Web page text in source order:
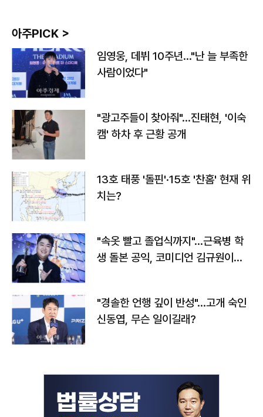
아주PICK >
임영웅, 데뷔 10주년…"난 늘 부족한
사람이었다"
"광고주들이 찾아줘"…진태현, '이숙
캠' 하차 후 근황 공개
13호 태풍 '돌핀'·15호 '찬홈' 현재 위
치는?
"속옷 빨고 졸업식까지"…근육병 학
생 돌본 공익, 코미디언 김규원이었
"경솔한 언행 깊이 반성"…고개 숙인
신동엽, 무슨 일이길래?